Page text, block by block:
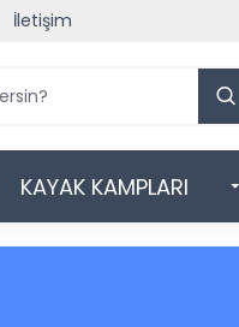
İletişim
KAYAK KAMPLARI